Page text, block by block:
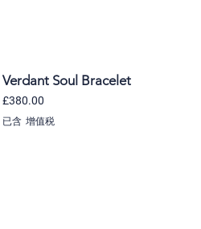
Verdant Soul Bracelet
價格
£380.00
已含 增值税